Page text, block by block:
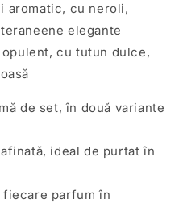
aromatic, cu neroli,
elegante
cu tutun dulce,
de set, în două variante
ideal de purtat în
fiecare parfum în